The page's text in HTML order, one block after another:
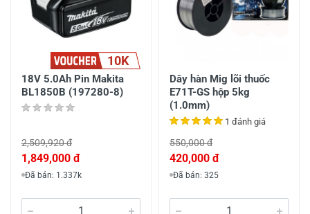
10K
18V 5.0Ah Pin Makita
BL1850B (197280-8)
2,509,920 đ
1,849,000 đ
Đã bán: 1.337k
Dây hàn Mig lõi thuốc
E71T-GS hộp 5kg
(1.0mm)
1 đánh giá
550,000 đ
420,000 đ
Đã bán: 325